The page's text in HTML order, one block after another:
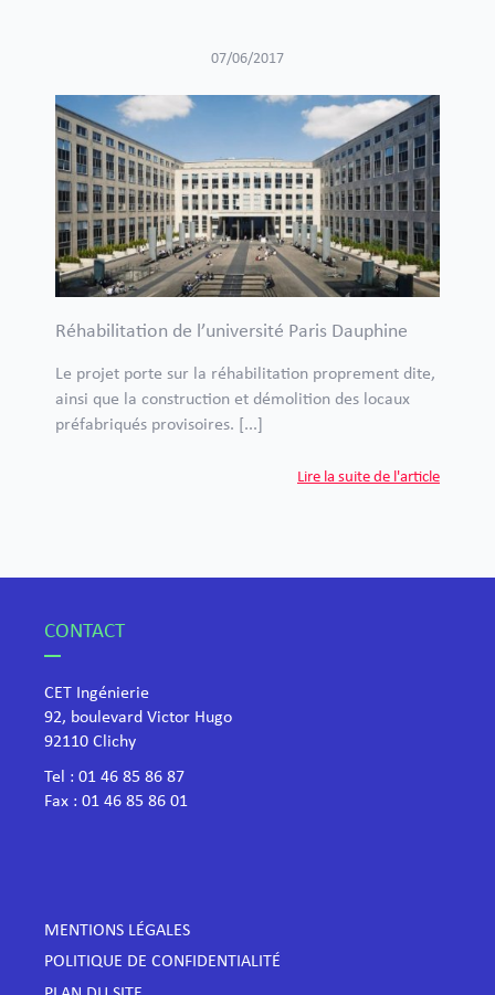
07/06/2017
Réhabilitation de l’université Paris Dauphine
Le projet porte sur la réhabilitation proprement dite,
ainsi que la construction et démolition des locaux
préfabriqués provisoires. [...]
Lire la suite de l'article
CONTACT
CET Ingénierie
92, boulevard Victor Hugo
​92110 Clichy
Tel : 01 46 85 86 87
Fax : 01 46 85 86 01
MENTIONS LÉGALES
POLITIQUE DE CONFIDENTIALITÉ